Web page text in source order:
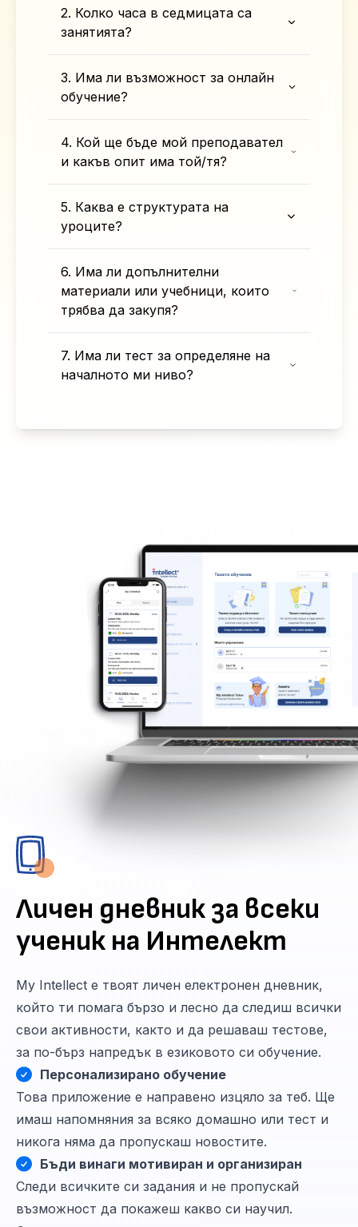
2. Колко часа в седмицата са
занятията?
3. Има ли възможност за онлайн
обучение?
4. Кой ще бъде мой преподавател
и какъв опит има той/тя?
5. Каква е структурата на
уроците?
6. Има ли допълнителни
материали или учебници, които
трябва да закупя?
7. Има ли тест за определяне на
началното ми ниво?
Личен дневник за всеки
ученик на Интелект
My Intellect е твоят личен електронен дневник,
който ти помага бързо и лесно да следиш всички
свои активности, както и да решаваш тестове,
за по-бърз напредък в езиковото си обучение.
Персонализирано обучение
Това приложение е направено изцяло за теб. Ще
имаш напомняния за всяко домашно или тест и
никога няма да пропускаш новостите.
Бъди винаги мотивиран и организиран
Следи всичките си задания и не пропускай
възможност да покажеш какво си научил.